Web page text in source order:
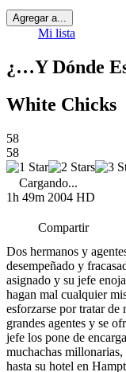
Agregar a...
Mi lista
¿…Y Dónde
White Chicks
58
58
Cargando...
1h 49m 2004 HD
Compartir
Dos hermanos y
desempeñado y
asignado y su jefe
hagan mal cualquier
esforzarse por tratar de
grandes agentes y se
jefe los pone de
muchachas
hasta su hotel en